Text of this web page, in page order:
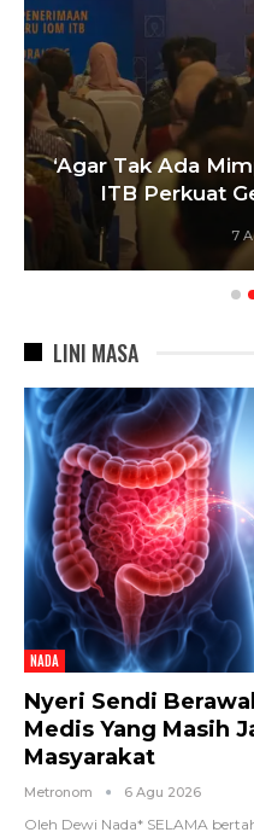
Satukan Siswa
Pelatih
6
LINI MASA
NADA
Nyeri Sendi
Medis Yang Masih
Masyarakat
Metronom 6 Agu 2026
Oleh Dewi Nada* SELAMA